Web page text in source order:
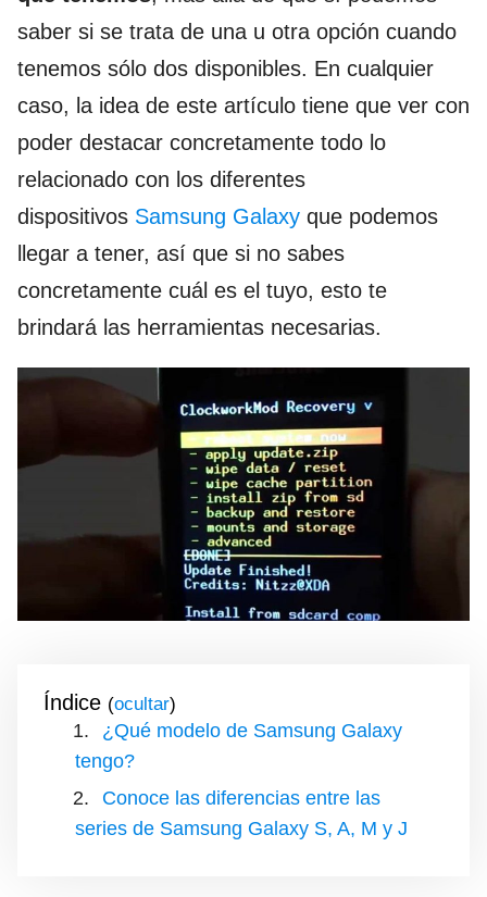
saber si se trata de una u otra opción cuando
tenemos sólo dos disponibles. En cualquier
caso, la idea de este artículo tiene que ver con
poder destacar concretamente todo lo
relacionado con los diferentes
dispositivos Samsung Galaxy que podemos
llegar a tener, así que si no sabes
concretamente cuál es el tuyo, esto te
brindará las herramientas necesarias.
Índice ( )
¿Qué modelo de Samsung Galaxy
tengo?
Conoce las diferencias entre las
series de Samsung Galaxy S, A, M y J